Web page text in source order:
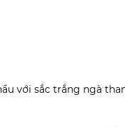
với sắc trắng ngà